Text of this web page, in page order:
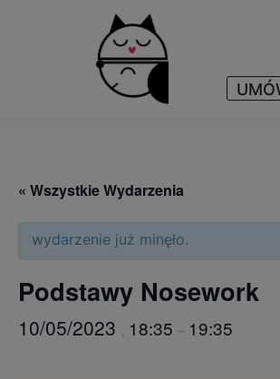
« Wszystkie Wydarzenia
wydarzenie już minęło.
Podstawy Nosework
10/05/2023 18:35 – 19:35